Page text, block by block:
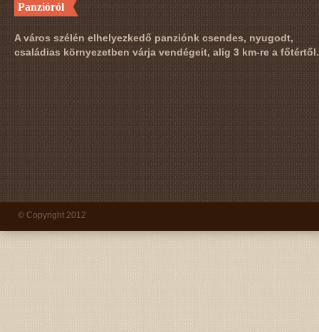
Panzióról
A város szélén elhelyezkedő panziónk csendes, nyugodt,
családias környezetben várja vendégeit, alig 3 km-re a főtértől.
© Copyright 2012